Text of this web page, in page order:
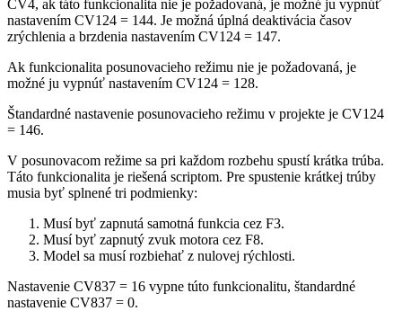
CV4, ak táto funkcionalita nie je požadovaná, je možné ju vypnúť
nastavením CV124 = 144. Je možná úplná deaktivácia časov
zrýchlenia a brzdenia nastavením CV124 = 147.
Ak funkcionalita posunovacieho režimu nie je požadovaná, je
možné ju vypnúť nastavením CV124 = 128.
Štandardné nastavenie posunovacieho režimu v projekte je CV124
= 146.
V posunovacom režime sa pri každom rozbehu spustí krátka trúba.
Táto funkcionalita je riešená scriptom. Pre spustenie krátkej trúby
musia byť splnené tri podmienky:
Musí byť zapnutá samotná funkcia cez F3.
Musí byť zapnutý zvuk motora cez F8.
Model sa musí rozbiehať z nulovej rýchlosti.
Nastavenie CV837 = 16 vypne túto funkcionalitu, štandardné
nastavenie CV837 = 0.